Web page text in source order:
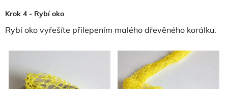
Krok 4 - Rybí oko
Rybí oko vyřešíte přilepením malého dřevěného korálku.